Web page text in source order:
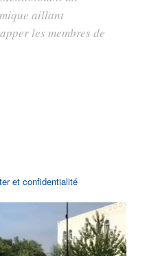
aillant
les membres de
et confidentialité